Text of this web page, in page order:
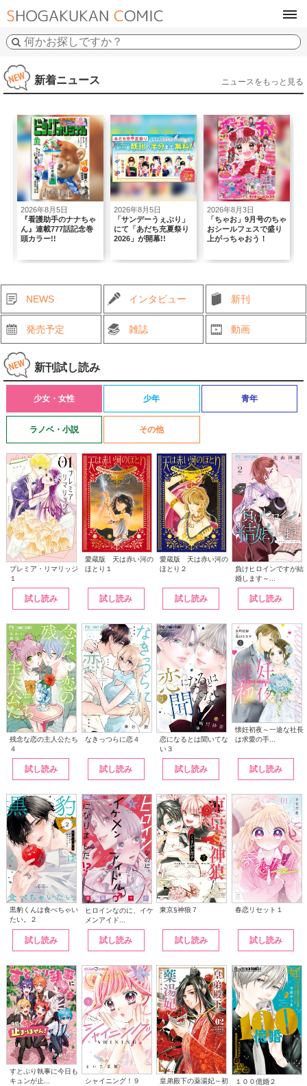
新着ニュース ニュースをもっと見る
2026年8月5日
「サンデーうぇぶり」
にて「あだち充夏祭り
2026」が開幕!!
2026年8月3日
「ちゃお」9月号のちゃ
おシールフェスで盛り
上がっちゃおう！
2026年7月30日
リリー・フランキー氏
推薦!!『黄昏流星群』
ついに単行本80集!!
NEWS インタビュー 新刊
発売予定 雑誌 動画
新刊試し読み
少女・女性 少年 青年
ラノベ・小説 その他
プレミア・リマリッジ
１
試し読み
愛蔵版 天は赤い河の
ほとり１
試し読み
愛蔵版 天は赤い河の
ほとり２
試し読み
負けヒロインですが結
婚します～...
試し読み
残念な恋の主人公たち
４
試し読み
なきっつらに恋４
試し読み
恋になるとは聞いてな
い３
試し読み
懐妊初夜～一途な社長
は求愛の手...
試し読み
黒豹くんは食べちゃい
たい。２
試し読み
ヒロインなのに、イケ
メンアイド...
試し読み
東京§神狼７
試し読み
春恋リセット１
試し読み
すとぷり執事に今日も
キュンが止...
シャイニング！９
皇弟殿下の薬湯妃～初
１００億婚２